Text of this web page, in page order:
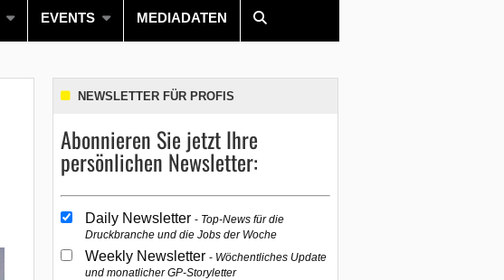
EVENTS MEDIADATEN
Alles Shop SUCHEN
NEWSLETTER FÜR PROFIS
Abonnieren Sie jetzt Ihre
persönlichen Newsletter:
Daily Newsletter Top-News für die
Druckbranche und die Jobs der Woche
Weekly Newsletter Wöchentliches Update
und monatlicher GP-Storyletter